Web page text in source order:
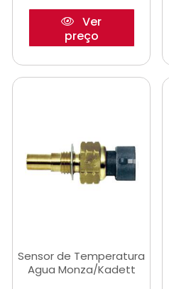
Ver
preço
Sensor de Temperatura
Agua Monza/Kadett